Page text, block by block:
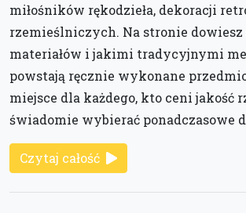
miłośników rękodzieła, dekoracji
rzemieślniczych. Na stronie dowiesz
materiałów i jakimi tradycyjnymi
powstają ręcznie wykonane
miejsce dla każdego, kto ceni jakość
świadomie wybierać ponadczasowe
Czytaj całość